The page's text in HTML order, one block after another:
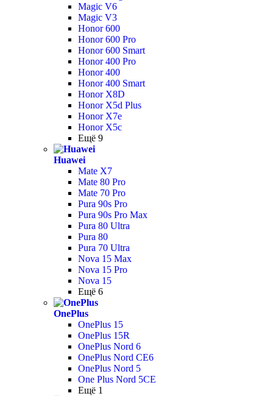
Magic V6
Magic V3
Honor 600
Honor 600 Pro
Honor 600 Smart
Honor 400 Pro
Honor 400
Honor 400 Smart
Honor X8D
Honor X5d Plus
Honor X7e
Honor X5c
Ещё 9
Huawei
Mate X7
Mate 80 Pro
Mate 70 Pro
Pura 90s Pro
Pura 90s Pro Max
Pura 80 Ultra
Pura 80
Pura 70 Ultra
Nova 15 Max
Nova 15 Pro
Nova 15
Ещё 6
OnePlus
OnePlus 15
OnePlus 15R
OnePlus Nord 6
OnePlus Nord CE6
OnePlus Nord 5
One Plus Nord 5CE
Ещё 1